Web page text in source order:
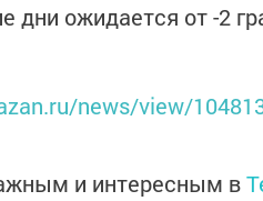
дни ожидается от -2
news/view/
и интересным в